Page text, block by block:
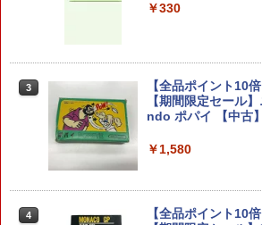
ゼノブレイド ディ
￥330
3
【全品ポイント10
【期間限定セール
ndo ポパイ 【中古】
￥1,580
4
【全品ポイント10